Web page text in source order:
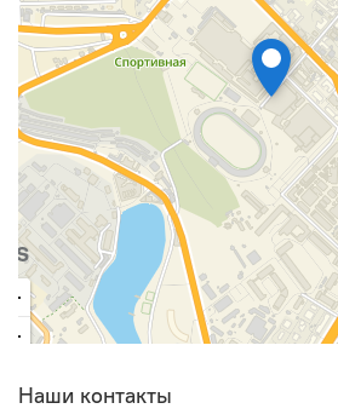
Наши контакты